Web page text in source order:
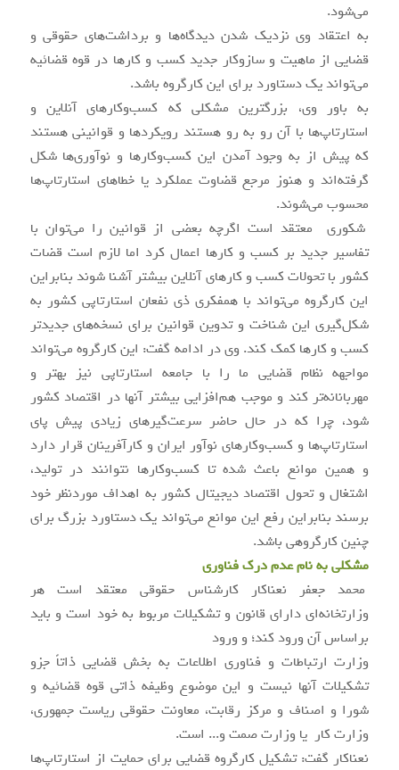
می‌شود.
به اعتقاد وی نزدیک شدن دیدگاه‌ها و برداشت‌های حقوقی و
قضایی از ماهیت و سازوکار جدید کسب و کارها در قوه قضائیه
می‌تواند یک دستاورد برای این کارگروه باشد.
به باور وی، بزرگترین مشکلی که کسب‌وکارهای آنلاین و
استارتاپ‌ها با آن رو به رو هستند رویکردها و قوانینی هستند
که پیش از به وجود آمدن این کسب‌وکارها و نوآوری‌ها شکل
گرفته‌اند و هنوز مرجع قضاوت عملکرد یا خطاهای استارتاپ‌ها
محسوب می‌شوند.
شکوری معتقد است اگرچه بعضی از قوانین را می‌توان با
تفاسیر جدید بر کسب و کارها اعمال کرد اما لازم است قضات
کشور با تحولات کسب و کارهای آنلاین بیشتر آشنا شوند بنابراین
این کارگروه می‌تواند با همفکری ذی نفعان استارتاپی کشور به
شکل‌گیری این شناخت و تدوین قوانین برای نسخه‌های جدیدتر
کسب و کار‌ها کمک کند. وی در ادامه گفت: این کارگروه می‌تواند
مواجهه نظام قضایی ما را با جامعه استارتاپی نیز بهتر و
مهربانانه‌تر کند و موجب هم‌افزایی بیشتر آنها در اقتصاد کشور
شود، چرا که در حال حاضر سرعت‌گیرهای زیادی پیش پای
استارتاپ‌ها و کسب‌وکارهای نوآور ایران و کارآفرینان قرار دارد
و همین موانع باعث شده تا کسب‌وکارها نتوانند در تولید،
اشتغال و تحول اقتصاد دیجیتال کشور به اهداف موردنظر خود
برسند بنابراین رفع این موانع می‌تواند یک دستاورد بزرگ برای
چنین کارگروهی باشد.
مشکلی به نام عدم درک فناوری
محمد جعفر نعناکار کارشناس حقوقی معتقد است هر
وزارتخانه‌ای دارای قانون و تشکیلات مربوط به خود است و باید
براساس آن ورود کند؛ و ورود
وزارت ارتباطات و فناوری اطلاعات به بخش قضایی ذاتاً جزو
تشکیلات آنها نیست و این موضوع وظیفه ذاتی قوه قضائیه و
شورا و اصناف و مرکز رقابت، معاونت حقوقی ریاست جمهوری،
وزارت کار یا وزارت صمت و... است.
نعناکار گفت: تشکیل کارگروه قضایی برای حمایت از استارتاپ‌ها